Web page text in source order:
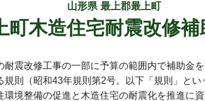
山形県 最上郡最上町
町木造住宅耐震改修補
耐震改修工事の一部に予算の範囲内で補助金
規則（昭和43年規則第2号。以下「規則」と
境整備の促進と木造住宅の耐震化を推進に資